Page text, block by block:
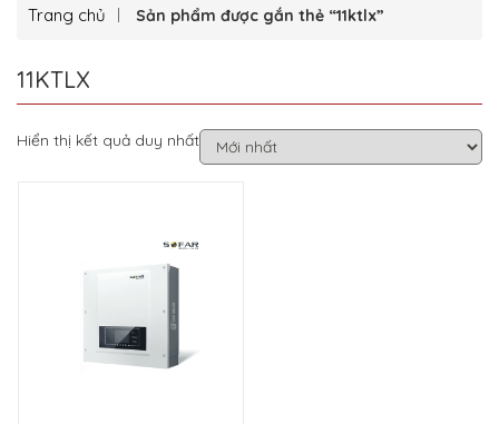
Trang chủ Sản phẩm được gắn thẻ “11ktlx”
11KTLX
Hiển thị kết quả duy nhất